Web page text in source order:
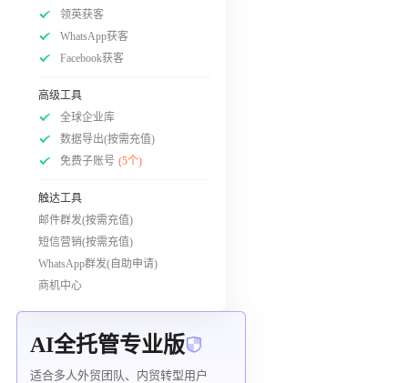
领英获客
WhatsApp获客
Facebook获客
高级工具
全球企业库
数据导出(按需充值)
免费子账号 (5个)
触达工具
邮件群发(按需充值)
短信营销(按需充值)
WhatsApp群发(自助申请)
商机中心
AI全托管专业版
适合多人外贸团队、内贸转型用户